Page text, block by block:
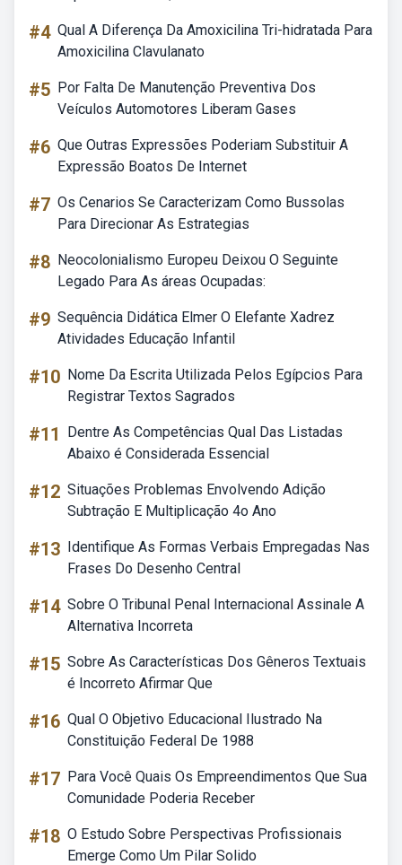
#4 Qual A Diferença Da Amoxicilina Tri-hidratada Para
Amoxicilina Clavulanato
#5 Por Falta De Manutenção Preventiva Dos
Veículos Automotores Liberam Gases
#6 Que Outras Expressões Poderiam Substituir A
Expressão Boatos De Internet
#7 Os Cenarios Se Caracterizam Como Bussolas
Para Direcionar As Estrategias
#8 Neocolonialismo Europeu Deixou O Seguinte
Legado Para As áreas Ocupadas:
#9 Sequência Didática Elmer O Elefante Xadrez
Atividades Educação Infantil
#10 Nome Da Escrita Utilizada Pelos Egípcios Para
Registrar Textos Sagrados
#11
Dentre As Competências Qual Das Listadas
Abaixo é Considerada Essencial
#12 Situações Problemas Envolvendo Adição
Subtração E Multiplicação 4o Ano
#13 Identifique As Formas Verbais Empregadas Nas
Frases Do Desenho Central
#14 Sobre O Tribunal Penal Internacional Assinale A
Alternativa Incorreta
#15 Sobre As Características Dos Gêneros Textuais
é Incorreto Afirmar Que
#16 Qual O Objetivo Educacional Ilustrado Na
Constituição Federal De 1988
#17 Para Você Quais Os Empreendimentos Que Sua
Comunidade Poderia Receber
#18 O Estudo Sobre Perspectivas Profissionais
Emerge Como Um Pilar Solido